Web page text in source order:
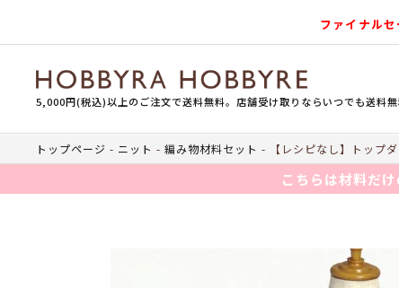
ファイナル
5,000円(税込)以上のご注文で送料無料。店舗受け取りならいつでも送料無
トップページ ニット 編み物材料セット 【レシピなし】トップ
こちらは材料だ